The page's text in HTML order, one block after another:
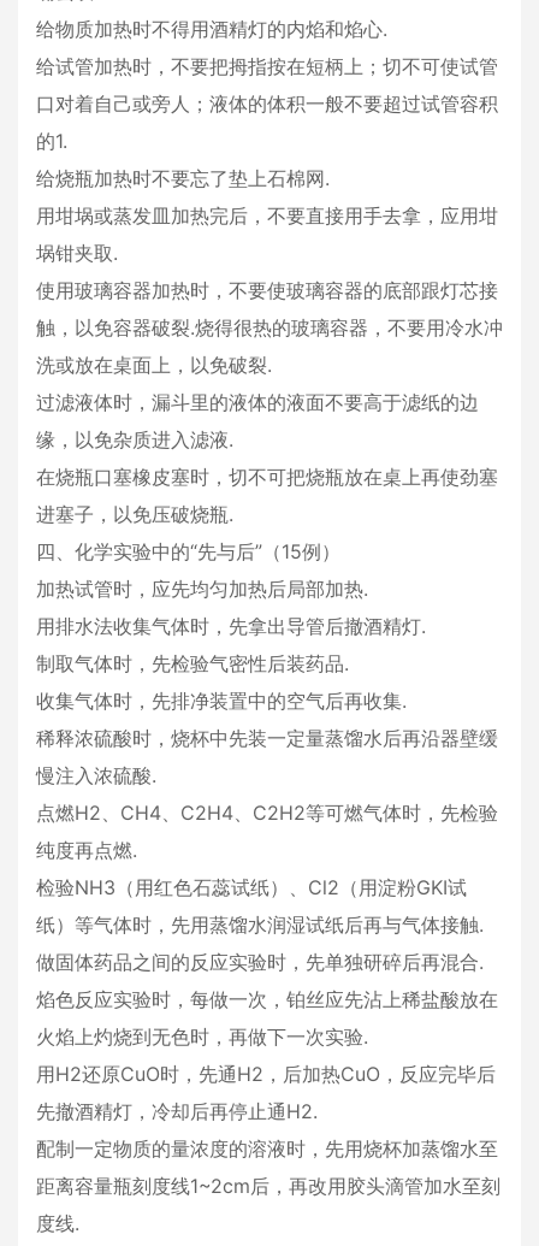
给物质加热时不得用酒精灯的内焰和焰心.
给试管加热时，不要把拇指按在短柄上；切不可使试管
口对着自己或旁人；液体的体积一般不要超过试管容积
的1.
给烧瓶加热时不要忘了垫上石棉网.
用坩埚或蒸发皿加热完后，不要直接用手去拿，应用坩
埚钳夹取.
使用玻璃容器加热时，不要使玻璃容器的底部跟灯芯接
触，以免容器破裂.烧得很热的玻璃容器，不要用冷水冲
洗或放在桌面上，以免破裂.
过滤液体时，漏斗里的液体的液面不要高于滤纸的边
缘，以免杂质进入滤液.
在烧瓶口塞橡皮塞时，切不可把烧瓶放在桌上再使劲塞
进塞子，以免压破烧瓶.
四、化学实验中的“先与后”（15例）
加热试管时，应先均匀加热后局部加热.
用排水法收集气体时，先拿出导管后撤酒精灯.
制取气体时，先检验气密性后装药品.
收集气体时，先排净装置中的空气后再收集.
稀释浓硫酸时，烧杯中先装一定量蒸馏水后再沿器壁缓
慢注入浓硫酸.
点燃H2、CH4、C2H4、C2H2等可燃气体时，先检验
纯度再点燃.
检验NH3（用红色石蕊试纸）、Cl2（用淀粉GKI试
纸）等气体时，先用蒸馏水润湿试纸后再与气体接触.
做固体药品之间的反应实验时，先单独研碎后再混合.
焰色反应实验时，每做一次，铂丝应先沾上稀盐酸放在
火焰上灼烧到无色时，再做下一次实验.
用H2还原CuO时，先通H2，后加热CuO，反应完毕后
先撤酒精灯，冷却后再停止通H2.
配制一定物质的量浓度的溶液时，先用烧杯加蒸馏水至
距离容量瓶刻度线1~2cm后，再改用胶头滴管加水至刻
度线.